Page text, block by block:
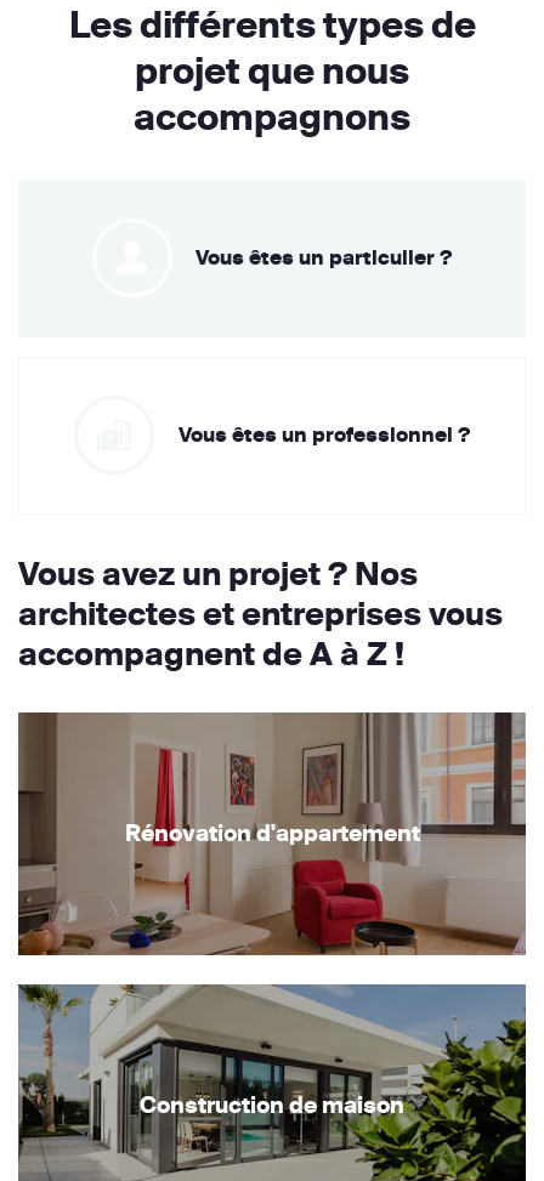
Les différents types de
projet que nous
accompagnons
Vous êtes un particulier ?
Vous êtes un professionnel ?
Vous avez un projet ? Nos
architectes et entreprises vous
accompagnent de A à Z !
Rénovation d'appartement
Construction de maison